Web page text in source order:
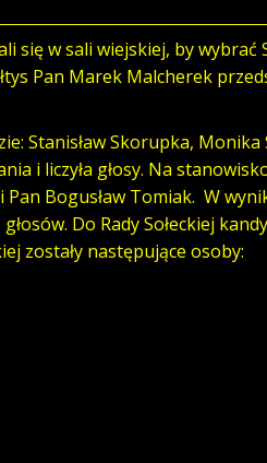
w sali wiejskiej, by wybrać
Pan Marek Malcherek
Stanisław Skorupka, Monika
i liczyła głosy. Na
Bogusław Tomiak. W
Do Rady Sołeckiej
zostały następujące osoby: